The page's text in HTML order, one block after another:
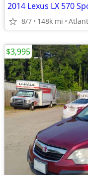
2014 Lexus LX 570
8/7 148k mi
$3,995